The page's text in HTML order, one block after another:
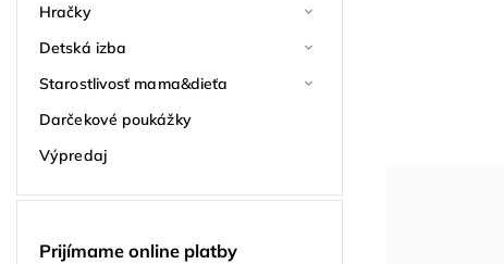
Hračky
Detská izba
Starostlivosť mama&dieťa
Darčekové poukážky
Výpredaj
Prijímame online platby